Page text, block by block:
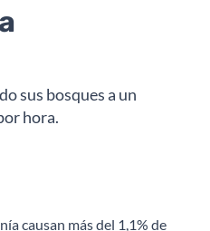
sus bosques a un
hora.
causan más del 1,1% de